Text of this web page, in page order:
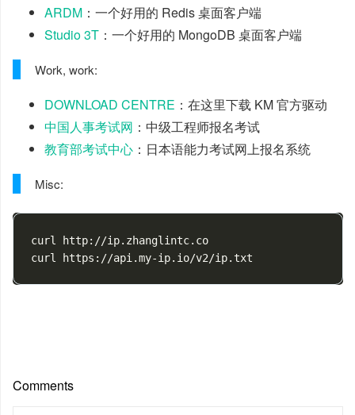
ARDM ：一个好用的 Redis 桌面客户端
Studio 3T ：一个好用的 MongoDB 桌面客户端
Work, work:
DOWNLOAD CENTRE ：在这里下载 KM 官方驱动
中国人事考试网 ：中级工程师报名考试
教育部考试中心 ：日本语能力考试网上报名系统
Misc:
curl http://ip.zhanglintc.co
Comments